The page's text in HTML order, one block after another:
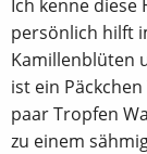
Ich kenne
persönlich hilft
Kamillenblüten
ist ein
paar Tropfen
zu einem